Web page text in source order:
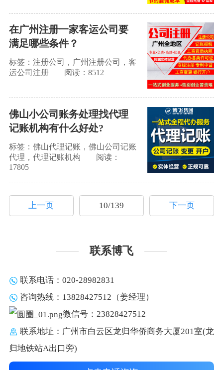
在广州注册一家客运公司要
满足哪些条件？
标签：注册公司，广州注册公司，客
运公司注册
阅读：8512
佛山小公司账务处理找代理
记账机构有什么好处?
标签：佛山代理记账，佛山公司记账
代理，代理记账机构
阅读：
17805
上一页 10/139 下一页
联系博飞
联系电话：020-28982831
咨询热线：13828427512（姜经理）
微信号：23828427512
联系地址：广州市白云区龙归华侨商务大厦201室(龙
归地铁站A出口旁)